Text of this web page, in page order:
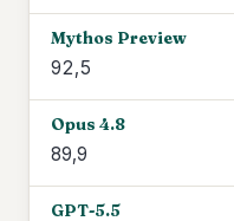
92,5
89,9